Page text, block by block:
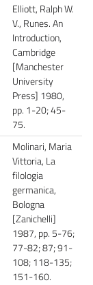
Elliott, Ralph W.
V., Runes. An
Introduction,
Cambridge
[Manchester
University
Press] 1980,
pp. 1-20; 45-
75.
Molinari, Maria
Vittoria, La
filologia
germanica,
Bologna
[Zanichelli]
1987, pp. 5-76;
77-82; 87; 91-
108; 118-135;
151-160.